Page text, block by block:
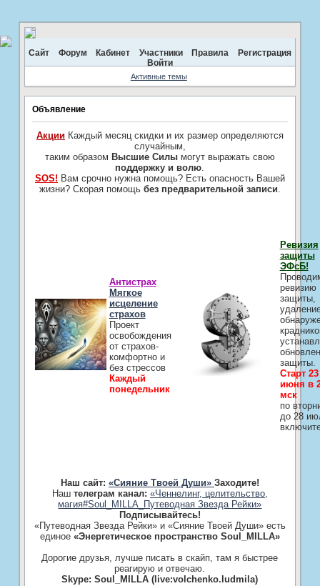
Сайт Форум Кабинет Участники Правила
Регистрация
Войти
Активные темы
Объявление
АкцииКаждый месяц скидки и их размер определяются
случайным,
таким образом Высшие Силымогут выражать свою
поддержку и волю
SOS! Вам срочно нужна помощь? Есть опасность Вашей
жизни? Скорая помощь без предварительной записи
Антистрах
Мягкое
исцеление
страхов
Проект
освобождения
от страхов-
комфортно и
без стрессов
Каждый
понедельник
Ревизия
защиты
ЭФсБ!
ревизию
защиты,
защиты.
Старт 23
июня в
мск
по
до 28
Наш сайт: «Сияние Твоей Души» Заходите!
Наш телеграм канал: «Ченнелинг, целительство,
магия#Soul_MILLA_Путеводная Звезда Рейки»
Подписывайтесь!
«Путеводная Звезда Рейки» и «Сияние Твоей Души» есть
единое «Энергетическое пространство Soul_MILLA»
Дорогие друзья, лучше писать в скайп, там я быстрее
реагирую и отвечаю.
Skype: Soul_MILLA (live:volchenko.ludmila)